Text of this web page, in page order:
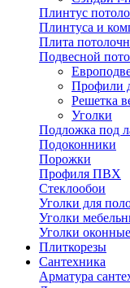
Плинтус
Плинтуса и
Плита
Подвесной
Профили
Решетка
Уголки
Подложка под
Подоконники
Порожки
Профиля ПВХ
Стеклообои
Уголки для
Уголки
Уголки оконные
Плиткорезы
Сантехника
Арматура